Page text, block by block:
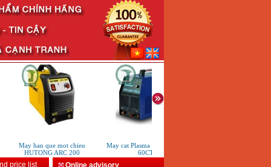
May han que mot chieu
HUTONG ARC 200
May cat Plasma Riland CUT
60CT
price list
Online advisory